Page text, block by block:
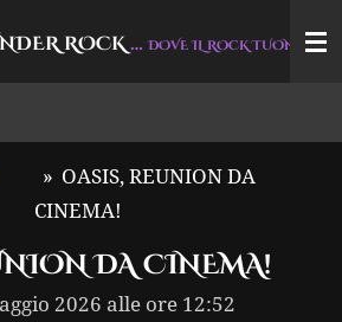
ROCK…DOVE IL ROCK TUONA “
» OASIS, REUNION DA
CINEMA!
DA CINEMA!
2026 alle ore 12:52